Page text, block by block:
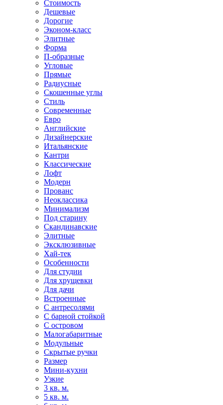
Стоимость
Дешевые
Дорогие
Эконом-класс
Элитные
Форма
П-образные
Угловые
Прямые
Радиусные
Скошенные углы
Стиль
Современные
Евро
Английские
Дизайнерские
Итальянские
Кантри
Классические
Лофт
Модерн
Прованс
Неоклассика
Минимализм
Под старину
Скандинавские
Элитные
Эксклюзивные
Хай-тек
Особенности
Для студии
Для хрущевки
Для дачи
Встроенные
С антресолями
С барной стойкой
С островом
Малогабаритные
Модульные
Скрытые ручки
Размер
Мини-кухни
Узкие
3 кв. м.
5 кв. м.